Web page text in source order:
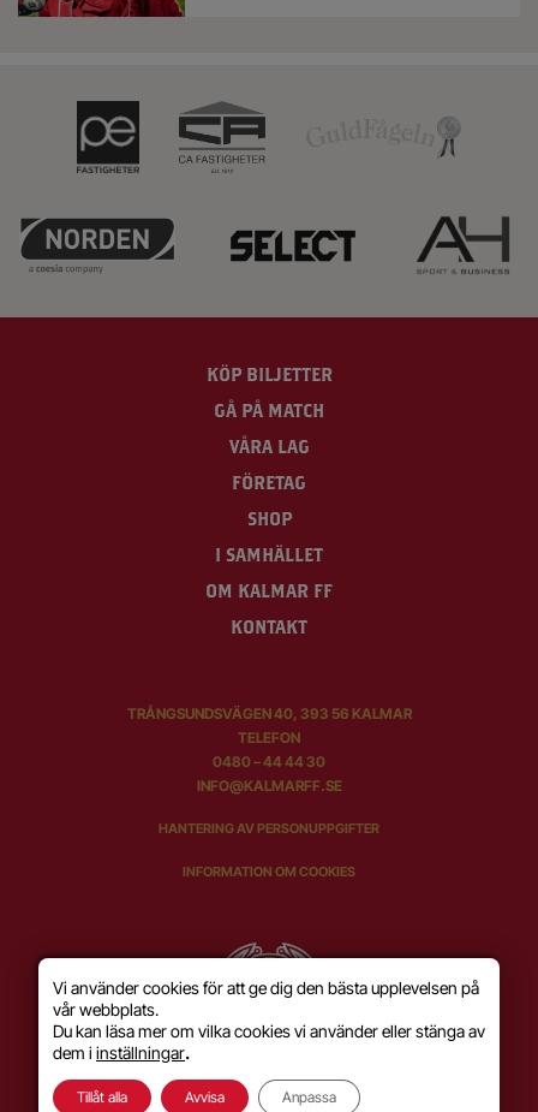
KÖP BILJETTER
GÅ PÅ MATCH
VÅRA LAG
FÖRETAG
SHOP
I SAMHÄLLET
OM KALMAR FF
KONTAKT
TRÅNGSUNDSVÄGEN 40, 393 56 KALMAR
TELEFON
0480 – 44 44 30
INFO@KALMARFF.SE
HANTERING AV PERSONUPPGIFTER
INFORMATION OM COOKIES
Vi använder cookies för att ge dig den bästa upplevelsen på
vår webbplats.
Du kan läsa mer om vilka cookies vi använder eller stänga av
dem i inställningar.
Tillåt alla Avvisa Anpassa